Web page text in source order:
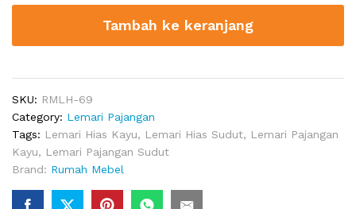
Eden
Jati
Tambah ke keranjang
SKU: RMLH-69
Category: Lemari Pajangan
Tags: Lemari Hias Kayu, Lemari Hias Sudut, Lemari Pajangan
Kayu, Lemari Pajangan Sudut
Brand: Rumah Mebel